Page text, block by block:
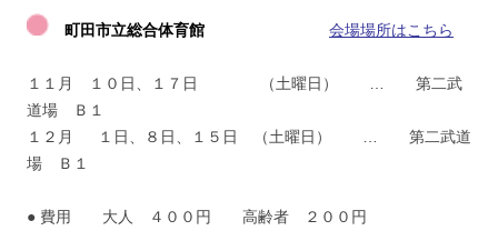
町田市立総合体育館 会場場所はこちら
１１月 １０日、１７日 （土曜日） … 第二武
道場 Ｂ１
１２月 １日、８日、１５日 （土曜日） … 第二武道
場 Ｂ１
● 費用 大人 ４００円 高齢者 ２００円